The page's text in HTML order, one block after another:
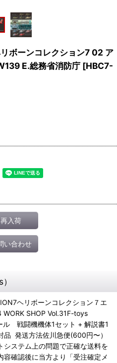
ボーンコレクション7 02 ア
E.総務省消防庁 [HBC7-
再入荷
い合わせ
ヘリボーンコレクション７エ
SHOP Vol.31F-toys
戦闘機機体1セット + 解説書1
品 発送方法佐川急便(600円〜）
ステム上の問題で正確な送料を
確認後に当方より「受注確定メ